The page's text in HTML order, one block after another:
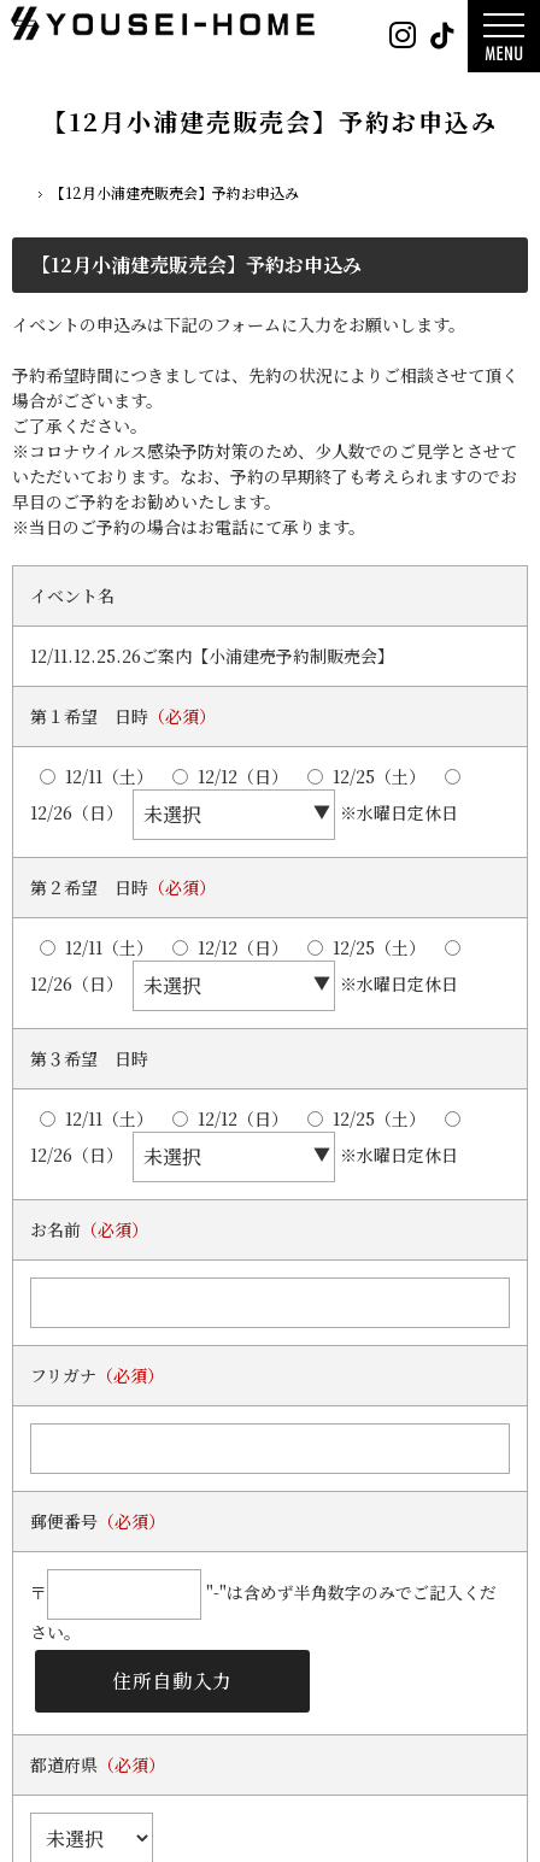
【12月小浦建売販売会】予約お申込み
ホーム【12月小浦建売販売会】予約お申込み
【12月小浦建売販売会】予約お申込み
イベントの申込みは下記のフォームに入力をお願いします。
予約希望時間につきましては、先約の状況によりご相談させて頂く
場合がございます。
ご了承ください。
※コロナウイルス感染予防対策のため、少人数でのご見学とさせて
いただいております。なお、予約の早期終了も考えられますのでお
早目のご予約をお勧めいたします。
※当日のご予約の場合はお電話にて承ります。
イベント名
12/11.12.25.26ご案内【小浦建売予約制販売会】
第１希望 日時 （必須）
12/11（土） 12/12（日）
12/25（土）
12/26（日）
※水曜日定休日
第２希望 日時 （必須）
12/11（土） 12/12（日）
12/25（土）
12/26（日）
※水曜日定休日
第３希望 日時
12/11（土） 12/12（日）
12/25（土）
12/26（日）
※水曜日定休日
お名前 （必須）
フリガナ （必須）
郵便番号 （必須）
〒
"-"は含めず半角数字のみでご記入くだ
さい。
都道府県 （必須）
2026年
2025年
2024年
DESIGN
／デザイン
2階建て
EDGE -エ
ン-
LUCE -ル
0800-
888-
2003
営業時
間9:30
～
日
日・第